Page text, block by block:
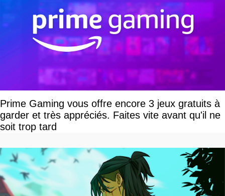
Prime Gaming vous offre encore 3 jeux gratuits à
garder et très appréciés. Faites vite avant qu'il ne
soit trop tard